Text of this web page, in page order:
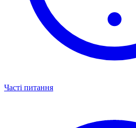
Часті питання